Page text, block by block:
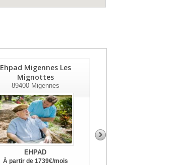
Ehpad Migennes Les
Mignottes
89400Migennes
EHPAD
À partir de 1739€/mois